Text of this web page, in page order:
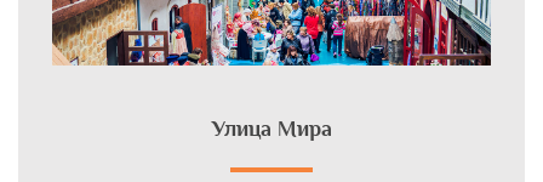
Улица Мира